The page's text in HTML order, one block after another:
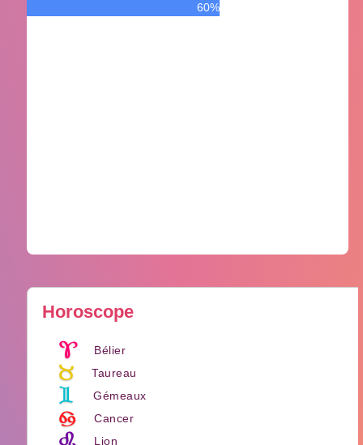
Horoscope
Bélier
Taureau
Gémeaux
Cancer
Lion
60%